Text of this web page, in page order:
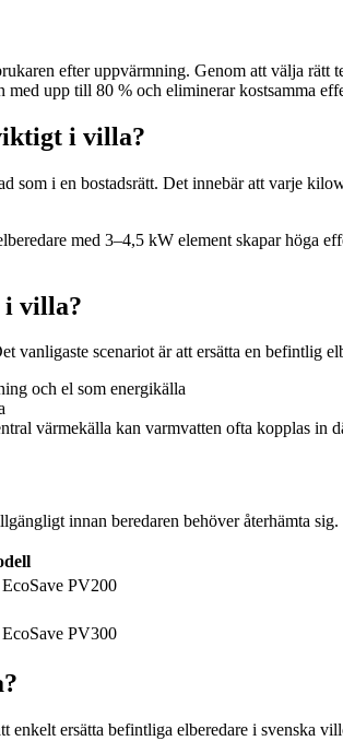
efter uppvärmning. Genom att välja
upp till 80 % och eliminerar kostsamma
i villa?
i en bostadsrätt. Det innebär att varje
med 3–4,5 kW element skapar höga
i villa?
scenariot är att ersätta en befintlig
och el som energikälla
värmekälla kan varmvatten ofta kopplas in
innan beredaren behöver återhämta
PV200
PV300
ersätta befintliga elberedare i svenska